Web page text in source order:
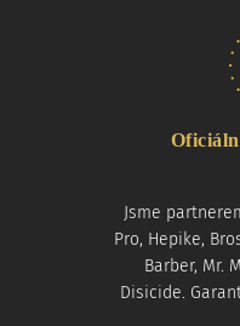
Jsme
Pro, Hepike,
Barber, Mr.
Disicide.